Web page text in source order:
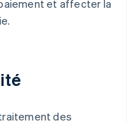
et affecter la
des